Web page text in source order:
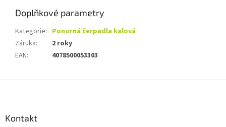
Doplňkové parametry
Kategorie: Ponorná čerpadla kalová
Záruka:
2 roky
EAN: 4078500053303
Kontakt